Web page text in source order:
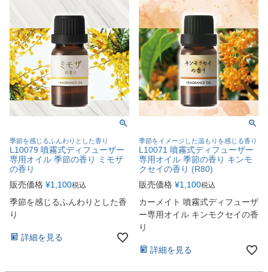
季節を感じるふんわりとした香り
L10079 噴霧式ディフューザー
専用オイル 季節の香り ミモザ
の香り
販売価格 ¥1,100税込
季節を感じるふんわりとした香
り
詳細を見る
季節をイメージした温もりを感じる香り
L10071 噴霧式ディフューザー
専用オイル 季節の香り キンモ
クセイの香り (R80)
販売価格 ¥1,100税込
カーメイト 噴霧式ディフューザ
ー専用オイル キンモクセイの香
り
詳細を見る